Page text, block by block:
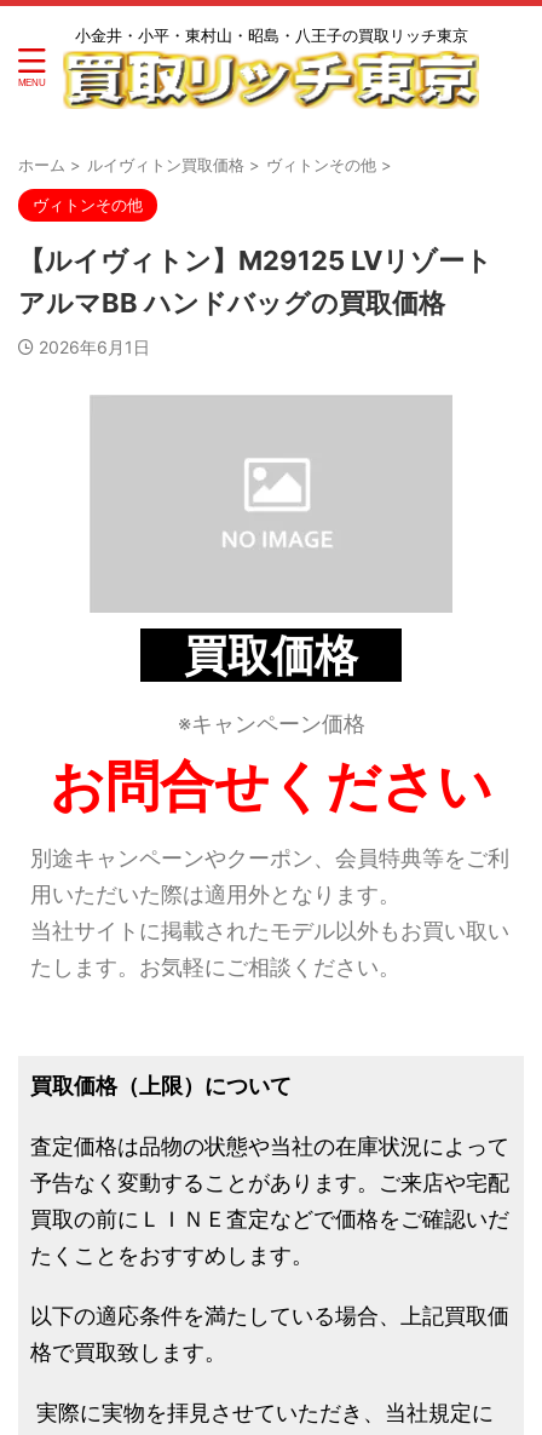
小金井・小平・東村山・昭島・八王子の買取リッチ東京
ホーム > ルイヴィトン買取価格 > ヴィトンその他 >
ヴィトンその他
【ルイヴィトン】M29125 LVリゾート
アルマBB ハンドバッグの買取価格
2026年6月1日
買取価格
※キャンペーン価格
お問合せください
別途キャンペーンやクーポン、会員特典等をご利
用いただいた際は適用外となります。
当社サイトに掲載されたモデル以外もお買い取い
たします。お気軽にご相談ください。
買取価格（上限）について
査定価格は品物の状態や当社の在庫状況によって
予告なく変動することがあります。ご来店や宅配
買取の前にＬＩＮＥ査定などで価格をご確認いだ
たくことをおすすめします。
以下の適応条件を満たしている場合、上記買取価
格で買取致します。
実際に実物を拝見させていただき、当社規定に